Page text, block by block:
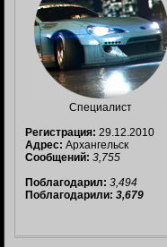
Специалист
Регистрация: 29.12.2010
Адрес: Архангельск
Сообщений: 3,755
Поблагодарил: 3,494
Поблагодарили: 3,679